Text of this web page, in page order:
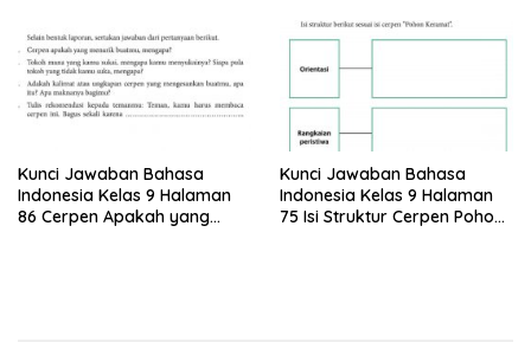
Kunci Jawaban Bahasa
Indonesia Kelas 9 Halaman
86 Cerpen Apakah yang
Kunci Jawaban Bahasa
Indonesia Kelas 9 Halaman
75 Isi Struktur Cerpen Pohon